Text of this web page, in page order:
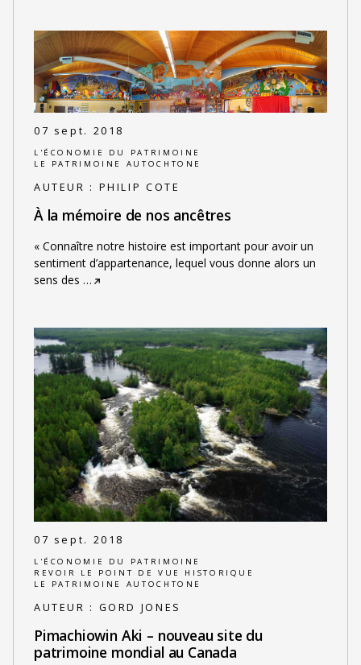
07 sept. 2018
L'ÉCONOMIE DU PATRIMOINE
LE PATRIMOINE AUTOCHTONE
AUTEUR : PHILIP COTE
À la mémoire de nos ancêtres
« Connaître notre histoire est important pour avoir un
sentiment d’appartenance, lequel vous donne alors un
sens des …
07 sept. 2018
L'ÉCONOMIE DU PATRIMOINE
REVOIR LE POINT DE VUE HISTORIQUE
LE PATRIMOINE AUTOCHTONE
AUTEUR : GORD JONES
Pimachiowin Aki – nouveau site du
patrimoine mondial au Canada